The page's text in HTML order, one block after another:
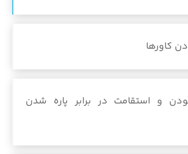
کاورها
و استقامت در برابر پاره شدن